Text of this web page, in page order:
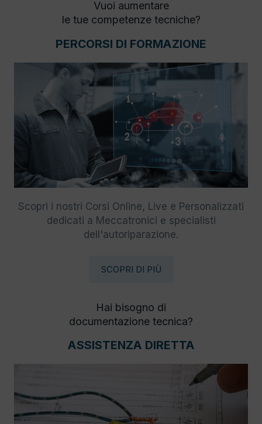
Vuoi aumentare
le tue competenze tecniche?
PERCORSI DI FORMAZIONE
Scopri i nostri Corsi Online, Live e Personalizzati
dedicati a Meccatronici e specialisti
dell'autoriparazione.
SCOPRI DI PIÙ
Hai bisogno di
documentazione tecnica?
ASSISTENZA DIRETTA